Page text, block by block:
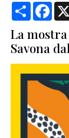
Condividi
La
Savona